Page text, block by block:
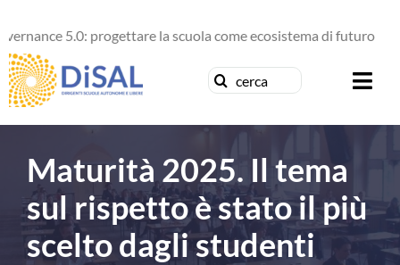
al
contenuto
5.0: progettare la scuola come ecosistema di futuro
Cerca
News
Formazione
Maturità 2025. Il tema
sul rispetto è stato il più
scelto dagli studenti